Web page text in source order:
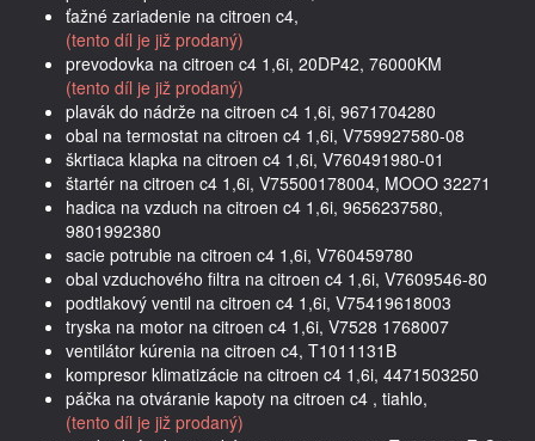
ťažné zariadenie na citroen c4,
(tento díl je již prodaný)
prevodovka na citroen c4 1,6i, 20DP42, 76000KM
(tento díl je již prodaný)
plavák do nádrže na citroen c4 1,6i, 9671704280
obal na termostat na citroen c4 1,6i, V759927580-08
škrtiaca klapka na citroen c4 1,6i, V760491980-01
štartér na citroen c4 1,6i, V75500178004, MOOO 32271
hadica na vzduch na citroen c4 1,6i, 9656237580,
9801992380
sacie potrubie na citroen c4 1,6i, V760459780
obal vzduchového filtra na citroen c4 1,6i, V7609546-80
podtlakový ventil na citroen c4 1,6i, V75419618003
tryska na motor na citroen c4 1,6i, V7528 1768007
ventilátor kúrenia na citroen c4, T1011131B
kompresor klimatizácie na citroen c4 1,6i, 4471503250
páčka na otváranie kapoty na citroen c4 , tiahlo,
(tento díl je již prodaný)